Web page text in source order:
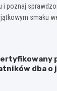
i poznaj
smaku
dba o